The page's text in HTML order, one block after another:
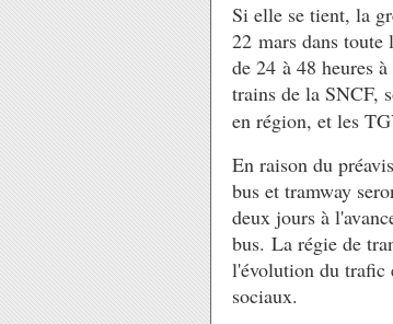
Si elle se tient, la
22 mars dans toute
de 24 à 48 heures
trains de la SNCF,
en région, et les
En raison du
bus et tramway
deux jours à
bus. La régie de
l'évolution du trafic
sociaux.